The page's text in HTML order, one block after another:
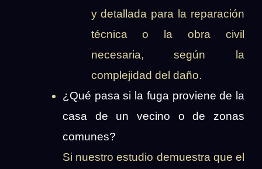
y detallada para la reparación
técnica o la obra civil
necesaria, según la
complejidad del daño.
¿Qué pasa si la fuga proviene de la
casa de un vecino o de zonas
comunes?
Si nuestro estudio demuestra que el